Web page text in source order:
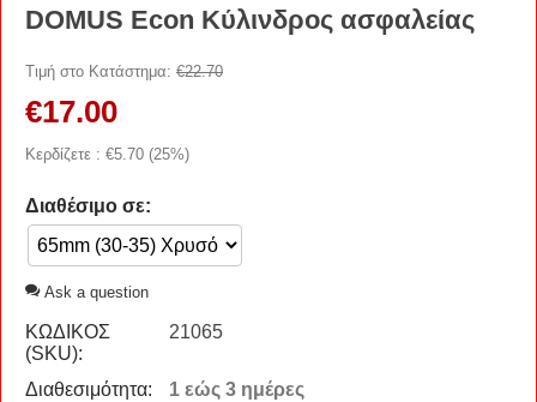
DOMUS Econ Κύλινδρος ασφαλείας
Τιμή στο Κατάστημα: €22.70
€17.00
Κερδίζετε : €5.70 (25%)
Διαθέσιμο σε:
Ask a question
ΚΩΔΙΚΟΣ
(SKU):
21065
Διαθεσιμότητα:
1 εώς 3 ημέρες